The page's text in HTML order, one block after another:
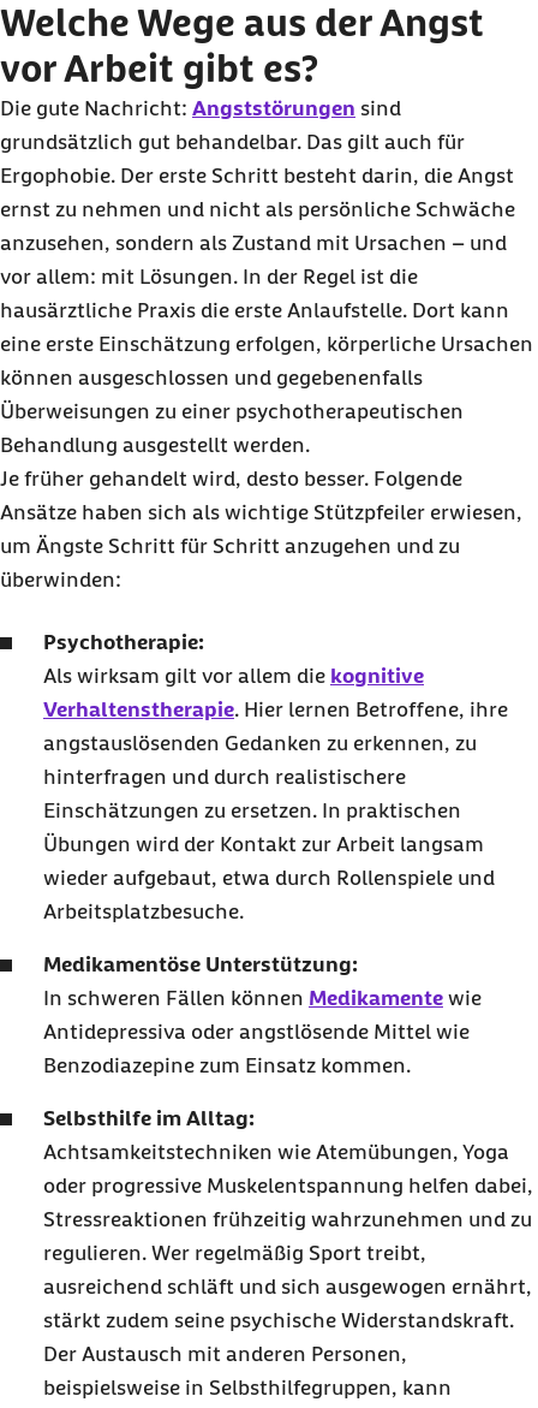
Welche Wege aus der Angst
vor Arbeit gibt es?
Die gute Nachricht: Angststörungen sind
grundsätzlich gut behandelbar. Das gilt auch für
Ergophobie. Der erste Schritt besteht darin, die Angst
ernst zu nehmen und nicht als persönliche Schwäche
anzusehen, sondern als Zustand mit Ursachen – und
vor allem: mit Lösungen. In der Regel ist die
hausärztliche Praxis die erste Anlaufstelle. Dort kann
eine erste Einschätzung erfolgen, körperliche Ursachen
können ausgeschlossen und gegebenenfalls
Überweisungen zu einer psychotherapeutischen
Behandlung ausgestellt werden.
Je früher gehandelt wird, desto besser. Folgende
Ansätze haben sich als wichtige Stützpfeiler erwiesen,
um Ängste Schritt für Schritt anzugehen und zu
überwinden:
Psychotherapie:
Als wirksam gilt vor allem die kognitive
Verhaltenstherapie. Hier lernen Betroffene, ihre
angstauslösenden Gedanken zu erkennen, zu
hinterfragen und durch realistischere
Einschätzungen zu ersetzen. In praktischen
Übungen wird der Kontakt zur Arbeit langsam
wieder aufgebaut, etwa durch Rollenspiele und
Arbeitsplatzbesuche.
Medikamentöse Unterstützung:
In schweren Fällen können Medikamente wie
Antidepressiva oder angstlösende Mittel wie
Benzodiazepine zum Einsatz kommen.
Selbsthilfe im Alltag:
Achtsamkeitstechniken wie Atemübungen, Yoga
oder progressive Muskelentspannung helfen dabei,
Stressreaktionen frühzeitig wahrzunehmen und zu
regulieren. Wer regelmäßig Sport treibt,
ausreichend schläft und sich ausgewogen ernährt,
stärkt zudem seine psychische Widerstandskraft.
Der Austausch mit anderen Personen,
beispielsweise in Selbsthilfegruppen, kann